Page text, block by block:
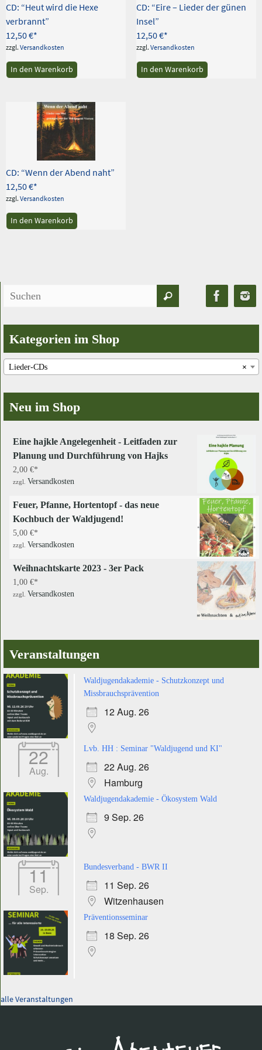
CD: “Heut wird die Hexe
verbrannt”
12,50€
zzgl. Versandkosten
In den Warenkorb
CD: “Eire – Lieder der günen
Insel”
12,50€
zzgl. Versandkosten
In den Warenkorb
CD: “Wenn der Abend naht”
12,50€
zzgl. Versandkosten
In den Warenkorb
Suchen
Kategorien im Shop
×
Lieder-CDs
Neu im Shop
Eine hajkle Angelegenheit - Leitfaden zur
Planung und Durchführung von Hajks
2,00 €
zzgl. Versandkosten
Feuer, Pfanne, Hortentopf - das neue
Kochbuch der Waldjugend!
5,00 €
zzgl. Versandkosten
Weihnachtskarte 2023 - 3er Pack
1,00 €
zzgl. Versandkosten
Veranstaltungen
Waldjugendakademie - Schutzkonzept und
Missbrauchsprävention
12 Aug. 26
22
Aug.
Lvb. HH : Seminar "Waldjugend und KI"
22 Aug. 26
Hamburg
Waldjugendakademie - Ökosystem Wald
9 Sep. 26
11
Sep.
Bundesverband - BWR II
11 Sep. 26
Witzenhausen
Präventionsseminar
18 Sep. 26
alle Veranstaltungen